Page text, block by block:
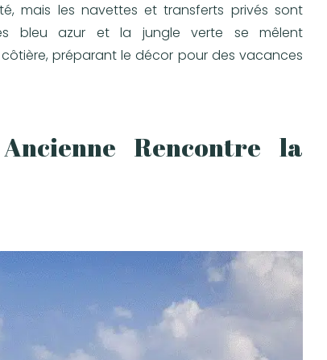
mais les navettes et transferts privés sont
bleu azur et la jungle verte se mêlent
préparant le décor pour des vacances
Rencontre la